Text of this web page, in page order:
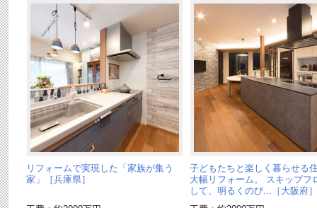
リフォームで実現した「家族が集う
家」［兵庫県］
子どもたちと楽しく暮らせる
大幅リフォーム。 スキップフ
して、明るくのび...［大阪府］